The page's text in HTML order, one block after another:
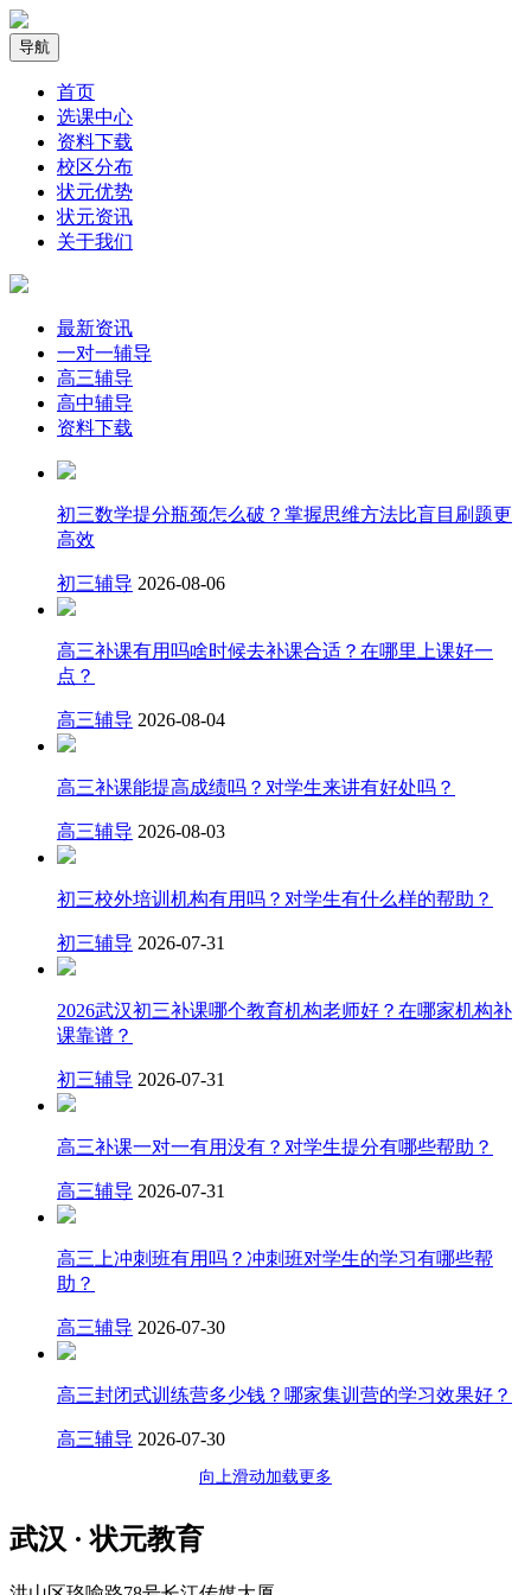
导航
首页
选课中心
资料下载
校区分布
状元优势
状元资讯
关于我们
最新资讯
一对一辅导
高三辅导
高中辅导
资料下载
​初三数学提分瓶颈怎么破？掌握思维方法比盲目刷题更
高效
初三辅导 2026-08-06
高三补课有用吗啥时候去补课合适？在哪里上课好一
点？
高三辅导 2026-08-04
高三补课能提高成绩吗？对学生来讲有好处吗？
高三辅导 2026-08-03
初三校外培训机构有用吗？对学生有什么样的帮助？
初三辅导 2026-07-31
2026武汉初三补课哪个教育机构老师好？在哪家机构补
课靠谱？
初三辅导 2026-07-31
高三补课一对一有用没有？对学生提分有哪些帮助？
高三辅导 2026-07-31
高三上冲刺班有用吗？冲刺班对学生的学习有哪些帮
助？
高三辅导 2026-07-30
高三封闭式训练营多少钱？哪家集训营的学习效果好？
高三辅导 2026-07-30
向上滑动加载更多
武汉 · 状元教育